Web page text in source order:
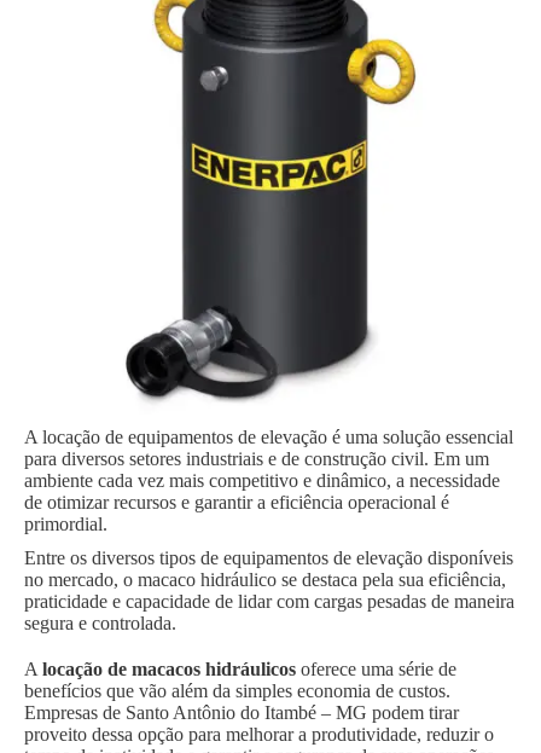
A locação de equipamentos de elevação é uma solução essencial
para diversos setores industriais e de construção civil. Em um
ambiente cada vez mais competitivo e dinâmico, a necessidade
de otimizar recursos e garantir a eficiência operacional é
primordial.
Entre os diversos tipos de equipamentos de elevação disponíveis
no mercado, o macaco hidráulico se destaca pela sua eficiência,
praticidade e capacidade de lidar com cargas pesadas de maneira
segura e controlada.
A locação de macacos hidráulicos oferece uma série de
benefícios que vão além da simples economia de custos.
Empresas de Santo Antônio do Itambé – MG podem tirar
proveito dessa opção para melhorar a produtividade, reduzir o